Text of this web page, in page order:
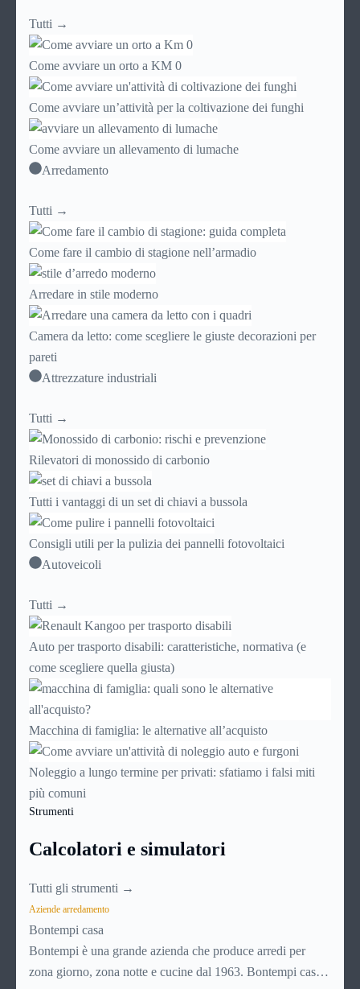
Tutti →
Come avviare un orto a KM 0
Come avviare un’attività per la coltivazione dei funghi
Come avviare un allevamento di lumache
Arredamento
Tutti →
Come fare il cambio di stagione nell’armadio
Arredare in stile moderno
Camera da letto: come scegliere le giuste decorazioni per
pareti
Attrezzature industriali
Tutti →
Rilevatori di monossido di carbonio
Tutti i vantaggi di un set di chiavi a bussola
Consigli utili per la pulizia dei pannelli fotovoltaici
Autoveicoli
Tutti →
Auto per trasporto disabili: caratteristiche, normativa (e
come scegliere quella giusta)
Macchina di famiglia: le alternative all’acquisto
Noleggio a lungo termine per privati: sfatiamo i falsi miti
più comuni
Strumenti
Calcolatori e simulatori
Tutti gli strumenti →
Aziende arredamento
Bontempi casa
Bontempi è una grande azienda che produce arredi per
zona giorno, zona notte e cucine dal 1963. Bontempi casa è